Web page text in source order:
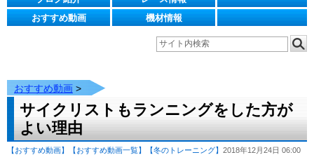
おすすめ動画
機材情報
おすすめ動画 >
サイクリストもランニングをした方が
よい理由
【おすすめ動画】 【おすすめ動画一覧】 【冬のトレーニング】 2018年12月24日 06:00